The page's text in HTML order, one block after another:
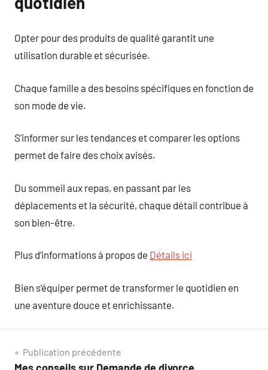
Opter pour des produits de qualité garantit une
utilisation durable et sécurisée.
Chaque famille a des besoins spécifiques en fonction de
son mode de vie.
S’informer sur les tendances et comparer les options
permet de faire des choix avisés.
Du sommeil aux repas, en passant par les
déplacements et la sécurité, chaque détail contribue à
son bien-être.
Plus d’informations à propos de Détails ici
Bien s’équiper permet de transformer le quotidien en
une aventure douce et enrichissante.
Navigation
Publication précédente